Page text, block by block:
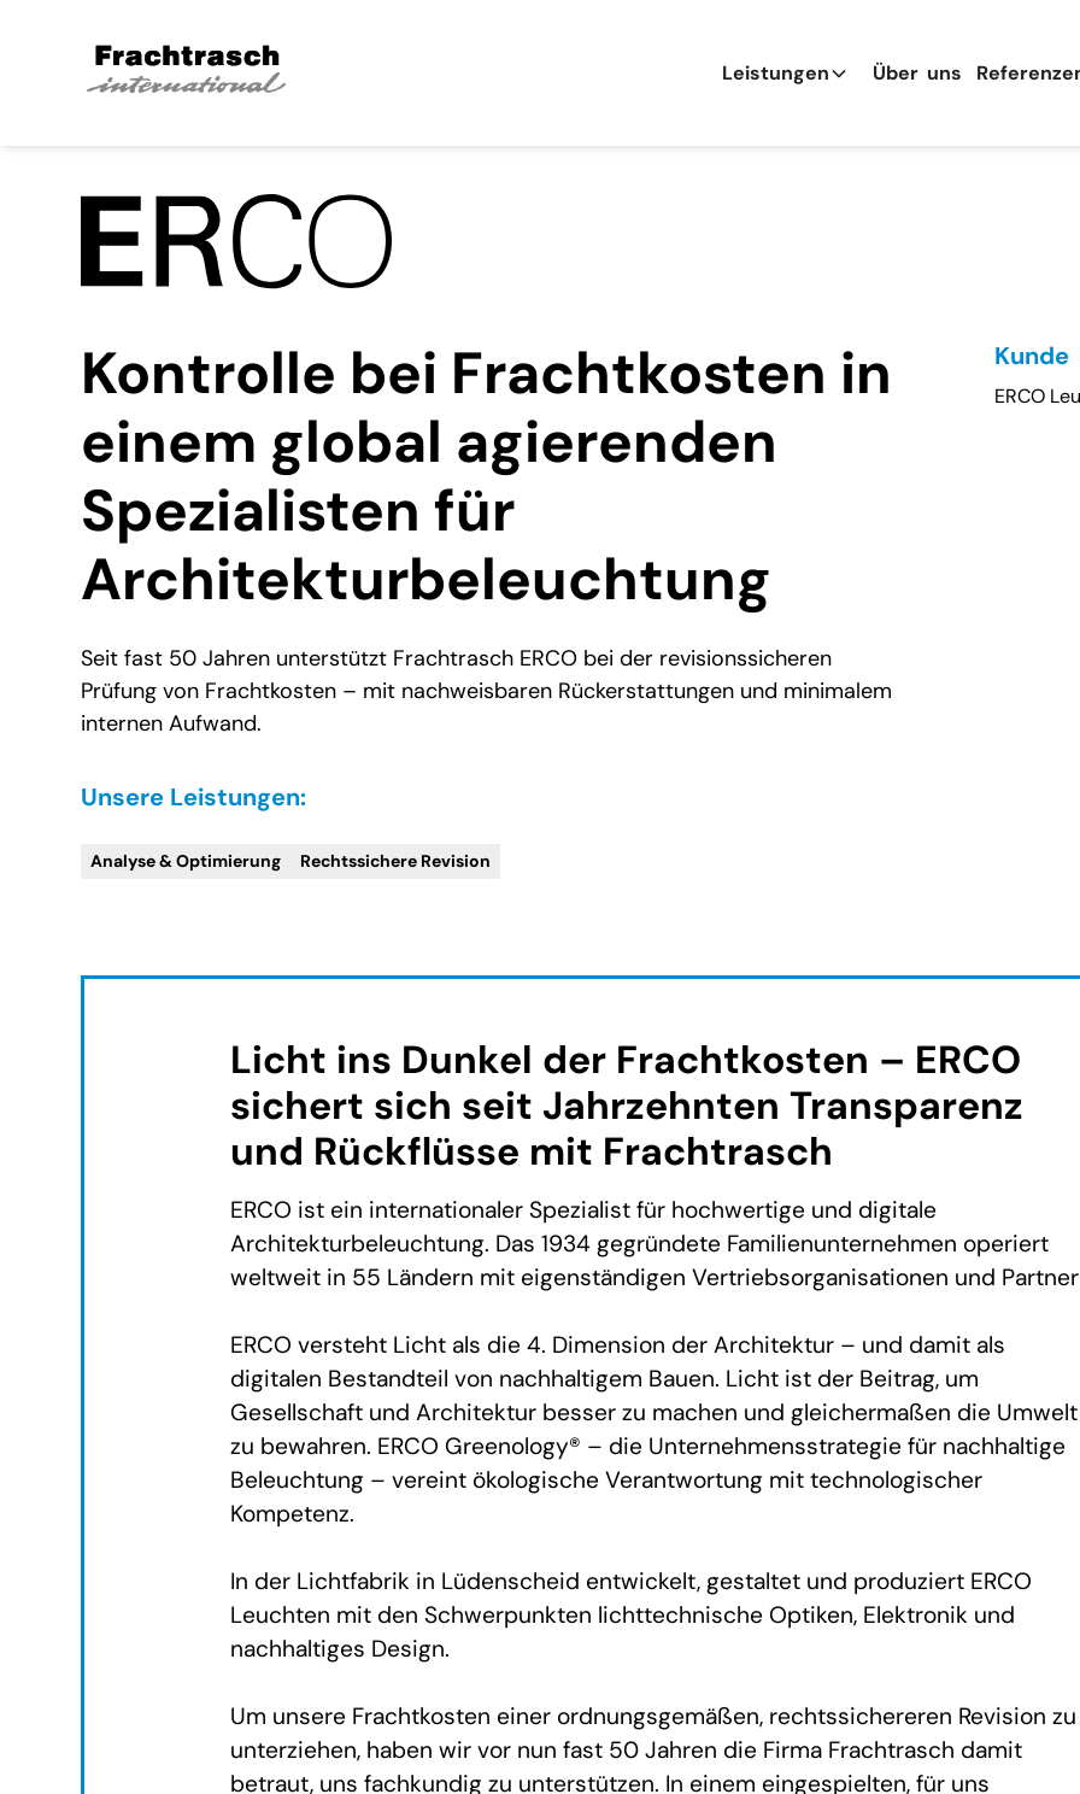
Leistungen Über uns
Kontrolle bei Frachtkosten in
einem global agierenden
Spezialisten für
Architekturbeleuchtung
Seit fast 50 Jahren unterstützt Frachtrasch ERCO bei der revisionssicheren
Prüfung von Frachtkosten – mit nachweisbaren Rückerstattungen und minimalem
internen Aufwand.
Unsere Leistungen:
Analyse & Optimierung Rechtssichere Revision
Kunde
ERCO
Licht ins Dunkel der Frachtkosten – ERCO
sichert sich seit Jahrzehnten Transparenz
und Rückflüsse mit Frachtrasch
ERCO ist ein internationaler Spezialist für hochwertige und digitale
Architekturbeleuchtung. Das 1934 gegründete Familienunternehmen operiert
weltweit in 55 Ländern mit eigenständigen Vertriebsorganisationen und
ERCO versteht Licht als die 4. Dimension der Architektur – und damit als
digitalen Bestandteil von nachhaltigem Bauen. Licht ist der Beitrag, um
Gesellschaft und Architektur besser zu machen und gleichermaßen die Umwelt
zu bewahren. ERCO Greenology® – die Unternehmensstrategie für nachhaltige
Beleuchtung – vereint ökologische Verantwortung mit technologischer
Kompetenz.
In der Lichtfabrik in Lüdenscheid entwickelt, gestaltet und produziert ERCO
Leuchten mit den Schwerpunkten lichttechnische Optiken, Elektronik und
nachhaltiges Design.
Um unsere Frachtkosten einer ordnungsgemäßen, rechtssichereren Revision zu
unterziehen, haben wir vor nun fast 50 Jahren die Firma Frachtrasch damit
betraut, uns fachkundig zu unterstützen. In einem eingespielten, für uns